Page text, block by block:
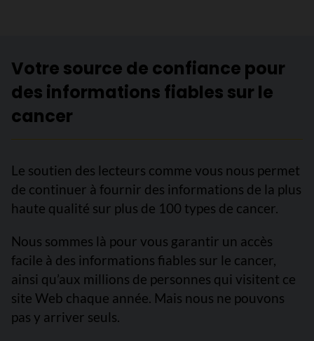
Votre source de confiance pour
des informations fiables sur le
cancer
Le soutien des lecteurs comme vous nous permet
de continuer à fournir des informations de la plus
haute qualité sur plus de 100 types de cancer.
Nous sommes là pour vous garantir un accès
facile à des informations fiables sur le cancer,
ainsi qu’aux millions de personnes qui visitent ce
site Web chaque année. Mais nous ne pouvons
pas y arriver seuls.